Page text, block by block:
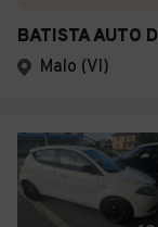
Malo (VI)